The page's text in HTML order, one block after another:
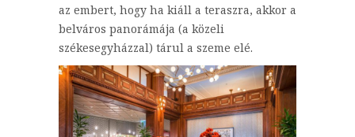
az embert, hogy ha kiáll a teraszra, akkor a
belváros panorámája (a közeli
székesegyházzal) tárul a szeme elé.